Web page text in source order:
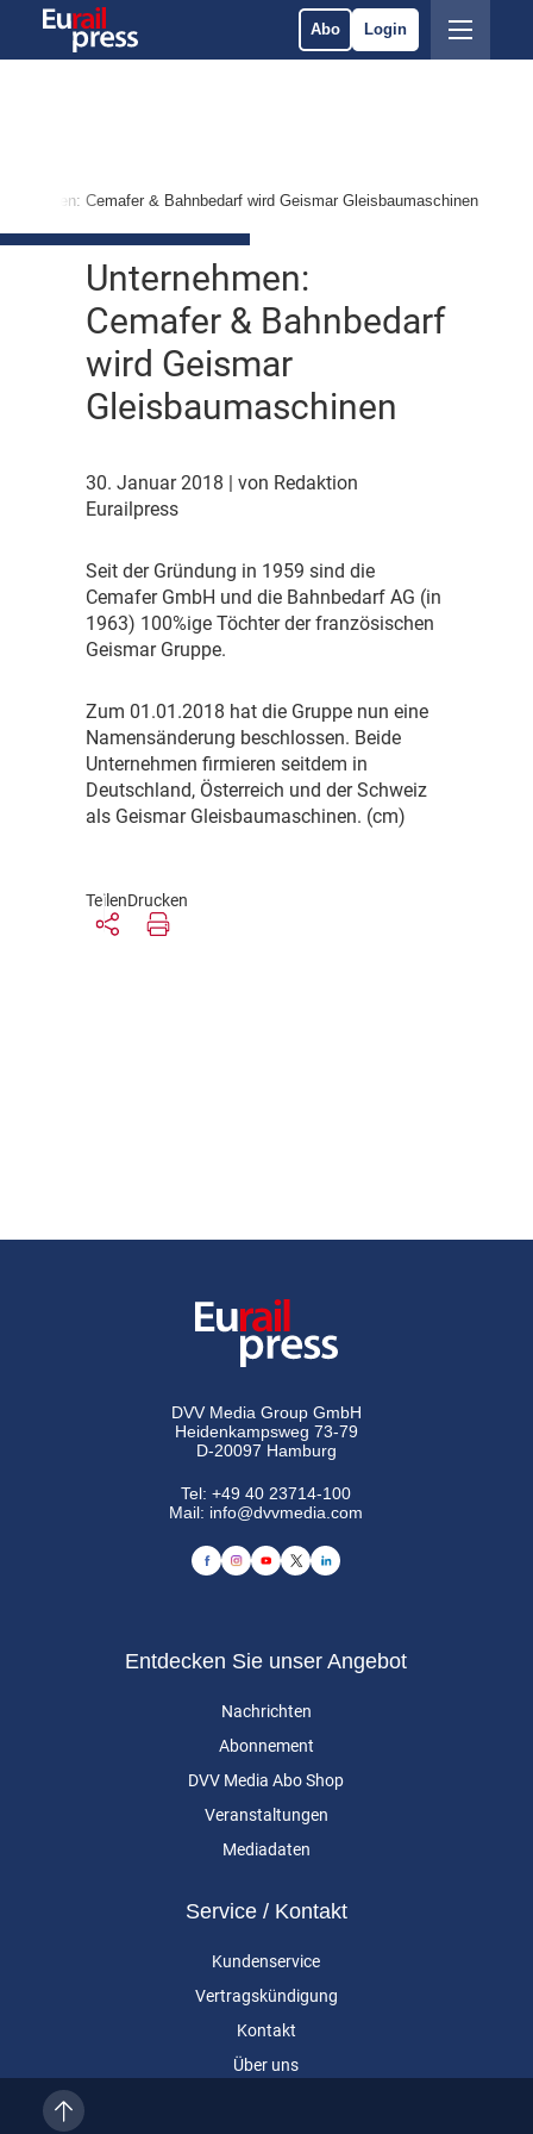
Abo Login
Cemafer & Bahnbedarf wird Geismar Gleisbaumaschinen
Unternehmen:
Cemafer & Bahnbedarf
wird Geismar
Gleisbaumaschinen
30. Januar 2018
| von Redaktion
Eurailpress
Seit der Gründung in 1959 sind die
Cemafer GmbH und die Bahnbedarf AG (in
1963) 100%ige Töchter der französischen
Geismar Gruppe.
Zum 01.01.2018 hat die Gruppe nun eine
Namensänderung beschlossen. Beide
Unternehmen firmieren seitdem in
Deutschland, Österreich und der Schweiz
als Geismar Gleisbaumaschinen. (cm)
TeilenDrucken
DVV Media Group GmbH
Heidenkampsweg 73-79
D-20097 Hamburg
Tel:+49 40 23714-100
Mail: info@dvvmedia.com
Entdecken Sie unser Angebot
Nachrichten
Abonnement
DVV Media Abo Shop
Veranstaltungen
Mediadaten
Service / Kontakt
Kundenservice
Vertragskündigung
Kontakt
Über uns